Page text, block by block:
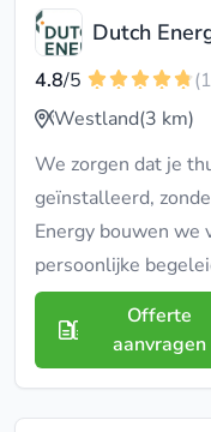
Dutch
4.8/5
Westland(3 km)
We zorgen dat je
geïnstalleerd,
Energy bouwen we
persoonlijke
Offerte
aanvragen